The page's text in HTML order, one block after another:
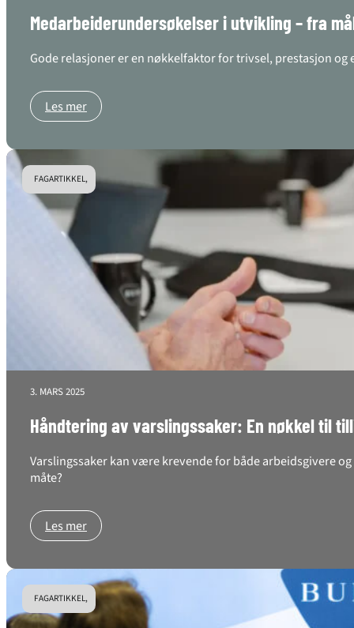
Medarbeiderundersøkelser i utvikling – fra
Gode relasjoner er en nøkkelfaktor for trivsel, prestasjon
Les mer
FAGARTIKKEL,
3. MARS 2025
Håndtering av varslingssaker: En nøkkel til
Varslingssaker kan være krevende for både arbeidsgivere
måte?
Les mer
FAGARTIKKEL,